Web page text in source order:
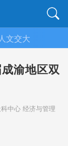
人文交大
渝地区双
中心 经济与管理